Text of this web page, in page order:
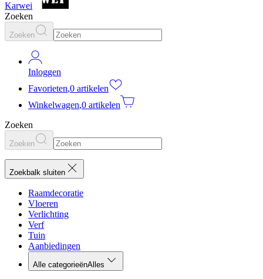
Karwei
Zoeken
Zoeken
Inloggen
Favorieten,0 artikelen
Winkelwagen,0 artikelen
Zoeken
Zoeken
Zoekbalk sluiten
Raamdecoratie
Vloeren
Verlichting
Verf
Tuin
Aanbiedingen
Alle categorieënAlles